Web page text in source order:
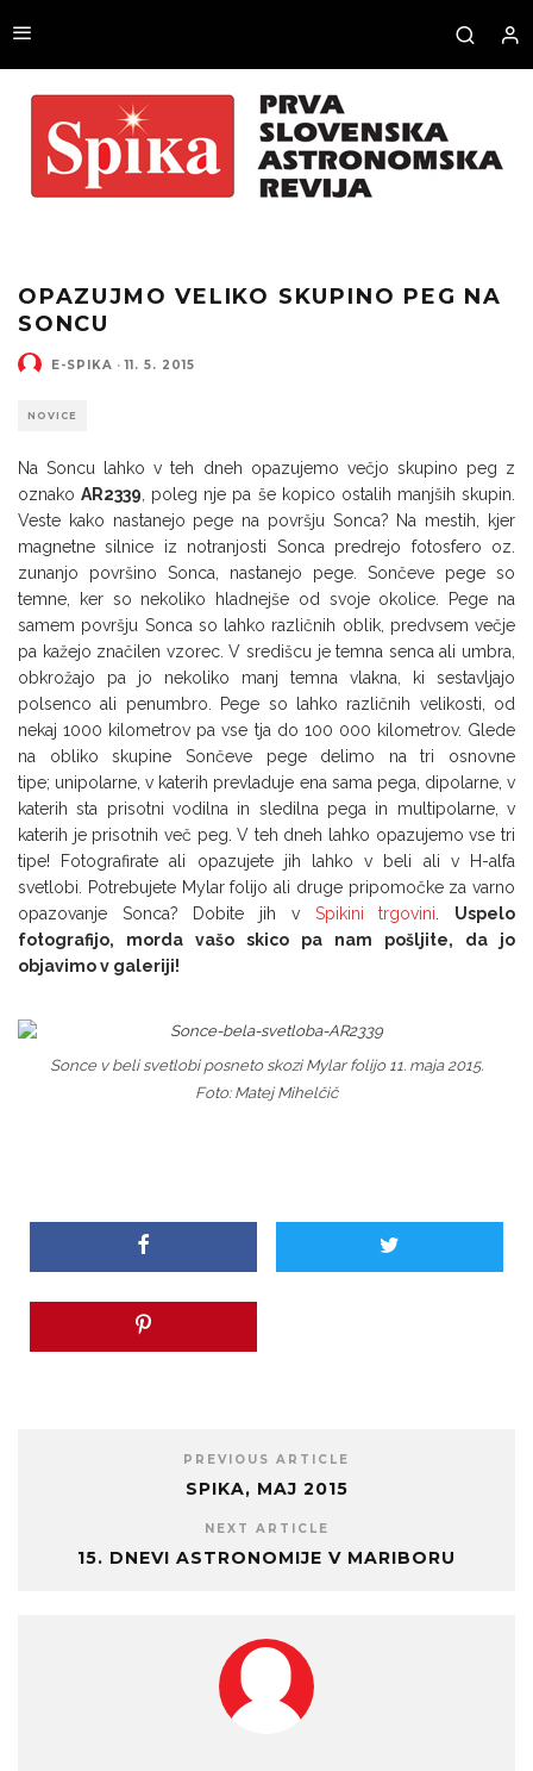
OPAZUJMO VELIKO SKUPINO PEG NA
SONCU
E-SPIKA · 11. 5. 2015
NOVICE
Na Soncu lahko v teh dneh opazujemo večjo skupino peg z
oznakoAR2339 , poleg nje pa še kopico ostalih manjših skupin.
Veste kako nastanejo pege na površju Sonca? Na mestih, kjer
magnetne silnice iz notranjosti Sonca predrejo fotosfero oz.
zunanjo površino Sonca, nastanejo pege. Sončeve pege so
temne, ker so nekoliko hladnejše od svoje okolice. Pege na
samem površju Sonca so lahko različnih oblik, predvsem večje
pa kažejo značilen vzorec. V središcu je temna senca ali umbra,
obkrožajo pa jo nekoliko manj temna vlakna, ki sestavljajo
polsenco ali penumbro. Pege so lahko različnih velikosti, od
nekaj 1000 kilometrov pa vse tja do 100 000 kilometrov. Glede
na obliko skupine Sončeve pege delimo na tri osnovne
tipe; unipolarne, v katerih prevladuje ena sama pega, dipolarne, v
katerih sta prisotni vodilna in sledilna pega in multipolarne, v
katerih je prisotnih več peg. V teh dneh lahko opazujemo vse tri
tipe! Fotografirate ali opazujete jih lahko v beli ali v H-alfa
svetlobi. Potrebujete Mylar folijo ali druge pripomočke za varno
opazovanje Sonca? Dobite jih v Spikini trgovini
Uspelo
fotografijo, morda vašo skico pa nam pošljite, da jo
objavimo v galeriji!
Sonce v beli svetlobi posneto skozi Mylar folijo 11. maja 2015.
Foto: Matej Mihelčič
PREVIOUS ARTICLE
SPIKA, MAJ 2015
NEXT ARTICLE
15. DNEVI ASTRONOMIJE V MARIBORU